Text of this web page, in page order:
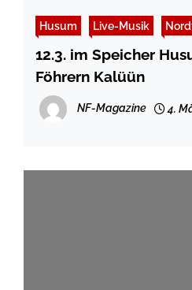
Husum Live-Musik
12.3. im Speicher
Föhrern Kalüün
NF-Magazine 4.